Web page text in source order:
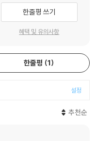
한줄평 쓰기
혜택 및 유의사항
한줄평 1
설정
추천순